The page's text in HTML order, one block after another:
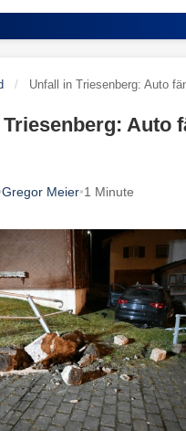
/ Unfall in Triesenberg: Auto
Auto
Gregor Meier•1 Minute